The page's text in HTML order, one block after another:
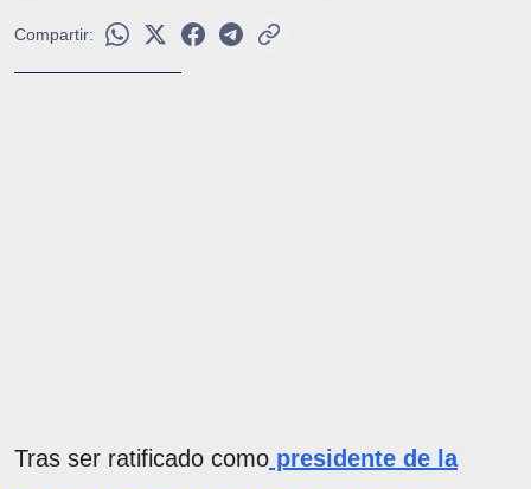
Compartir:
Tras ser ratificado como presidente de la